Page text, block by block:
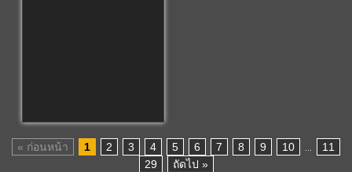
« ก่อนหน้า 1 2 3 4 5 6 7 8 9 10 ...
11
29
ถัดไป »